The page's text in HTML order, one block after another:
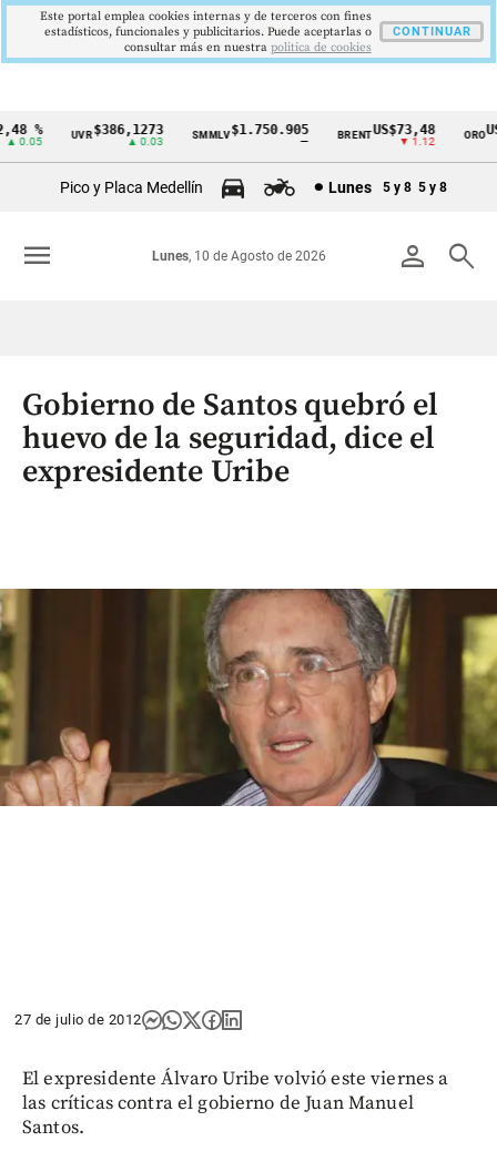
Cintillo
Colombia
% UVR$386,1273
▲ 0.03
SMMLV$1.750.905 BRENTUS$73,48
▼ 1.12
ORO
Pico y Placa Medellín Lunes 5 y 8 5 y 8
person search
Lunes, 10 de Agosto de 2026
menu
Gobierno de Santos quebró el
huevo de la seguridad, dice el
expresidente Uribe
27 de julio de 2012
El expresidente Álvaro Uribe volvió este viernes a
las críticas contra el gobierno de Juan Manuel
Santos.
Este portal emplea cookies internas y de terceros con fines
estadísticos, funcionales y publicitarios. Puede aceptarlas o
consultar más en nuestra politica de cookies
CONTINUAR